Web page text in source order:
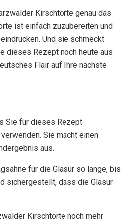
Kirschtorte genau das
ist einfach zuzubereiten und
Und sie schmeckt
dieses Rezept noch heute aus
Flair auf Ihre nächste
Sie für dieses Rezept
Sie macht einen
aus.
für die Glasur so lange, bis
sichergestellt, dass die Glasur
Kirschtorte noch mehr